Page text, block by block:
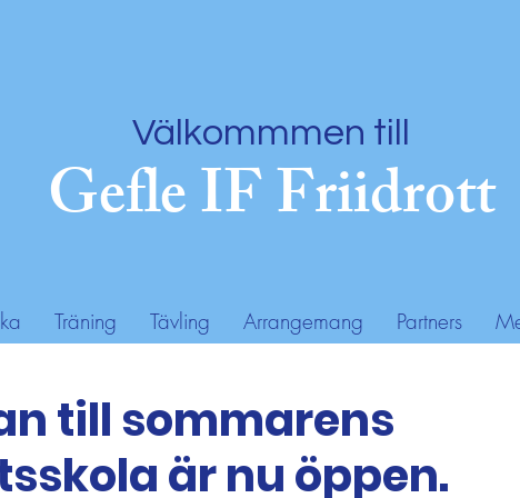
Gefle IF Friidrott
Välkommmen till
Träning Tävling Arrangemang Partners
till sommarens
är nu öppen.